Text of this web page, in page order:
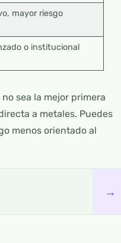
mayor riesgo
o institucional
sea la mejor primera
a metales. Puedes
menos orientado al
→